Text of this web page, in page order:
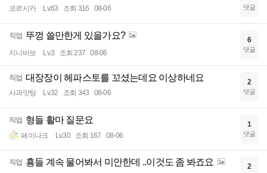
코르시카 Lv.63 조회 316 08-06 댓글
직업 뚜껑 쓸만한게 있을가요?
지니바보 Lv.3 조회 237 08-06
6
댓글
직업 대장장이 헤파스토를 꼬셨는데요 이상하네요
사과맛탕 Lv.32 조회 343 08-06
2
댓글
직업 형들 활마 질문요
페이나크 Lv.30 조회 167 08-06
1
댓글
직업 횽들 계속 물어봐서 미안한데 ..이것도 좀 봐죠요 2